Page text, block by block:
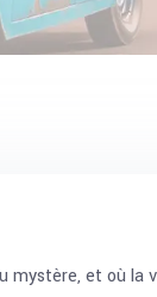
mystère, et où la